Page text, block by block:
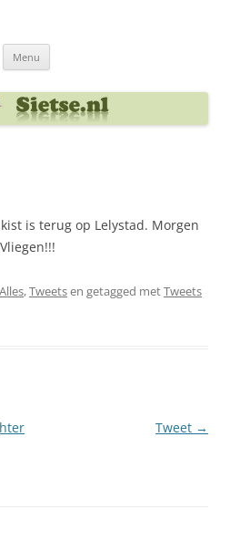
Menu
is terug op Lelystad. Morgen
Alles,Tweetsen getagged metTweets
Tweet →